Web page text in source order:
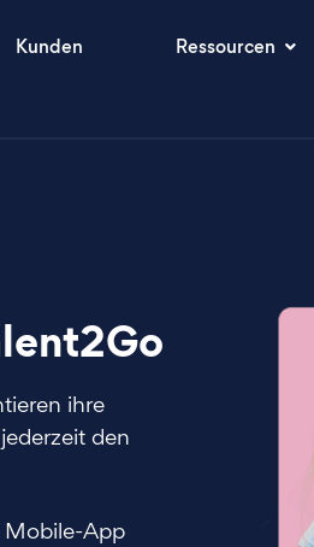
Kunden Ressourcen
ihre
den
Mobile-App